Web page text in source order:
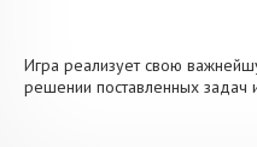
Игра реализует свою
решении поставленных задач